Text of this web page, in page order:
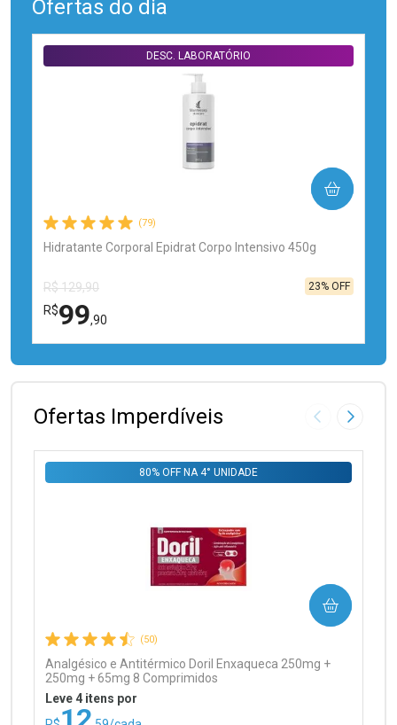
Ofertas do dia
(79)
Hidratante Corporal Epidrat Corpo Intensivo 450g
DESC. LABORATÓRIO
R$ 129,90
R$99,90
23% OFF
COMPRAR
FECHAR
FECHAR
Ofertas Imperdíveis Imagem
(50)
Analgésico e Antitérmico Doril Enxaqueca 250mg +
250mg + 65mg 8 Comprimidos
80% OFF NA 4° UNIDADE
Leve 4 itens por
COMPRAR